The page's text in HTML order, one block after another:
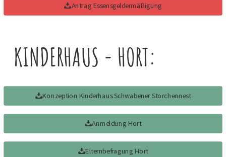
Antrag Essensgeldermäßigung
KINDERHAUS - HORT:
Konzeption Kinderhaus Schwabener Storchennest
Anmeldung Hort
Elternbefragung Hort